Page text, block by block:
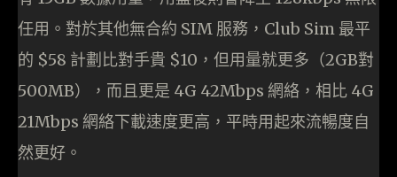
任用。對於其他無合約 SIM 服務，Club Sim 最平
的 $58 計劃比對手貴 $10，但用量就更多（2GB對
500MB），而且更是 4G 42Mbps 網絡，相比 4G
21Mbps 網絡下載速度更高，平時用起來流暢度自
然更好。